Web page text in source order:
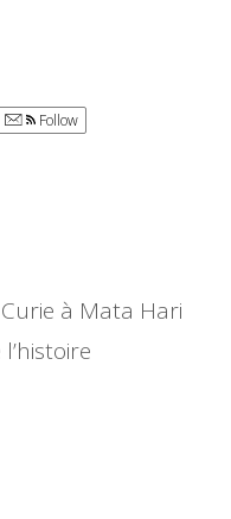
Follow
à Mata Hari